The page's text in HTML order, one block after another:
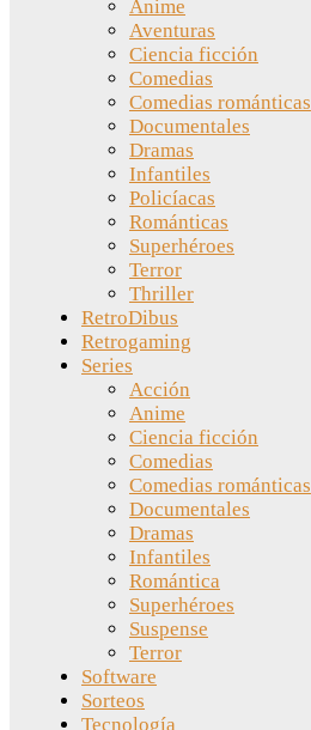
Anime
Aventuras
Ciencia ficción
Comedias
Comedias románticas
Documentales
Dramas
Infantiles
Policíacas
Románticas
Superhéroes
Terror
Thriller
RetroDibus
Retrogaming
Series
Acción
Anime
Ciencia ficción
Comedias
Comedias románticas
Documentales
Dramas
Infantiles
Romántica
Superhéroes
Suspense
Terror
Software
Sorteos
Tecnología